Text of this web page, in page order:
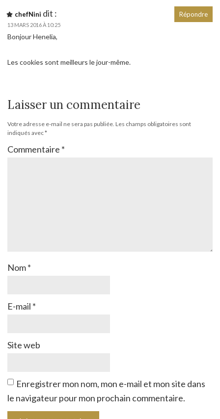
chefNini dit :
13 MARS 2016 À 10:25
Bonjour Henelia,
Les cookies sont meilleurs le jour-même.
Répondre
Laisser un commentaire
Votre adresse e-mail ne sera pas publiée. Les champs obligatoires sont
indiqués avec*
Commentaire *
Nom*
E-mail *
Site web
Enregistrer mon nom, mon e-mail et mon site dans
le navigateur pour mon prochain commentaire.